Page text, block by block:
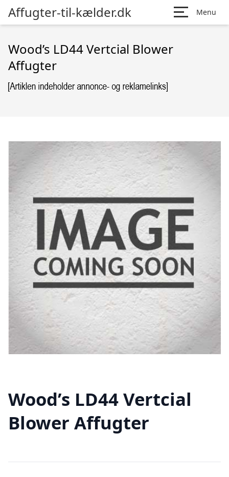
Affugter-til-kælder.dk Menu
Wood’s LD44 Vertcial Blower
Affugter
Wood’s LD44 Vertcial
Blower Affugter